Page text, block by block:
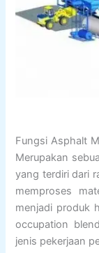
Fungsi Asphalt
Merupakan
yang terdiri dari
memproses
menjadi produk
occupation
jenis pekerjaan